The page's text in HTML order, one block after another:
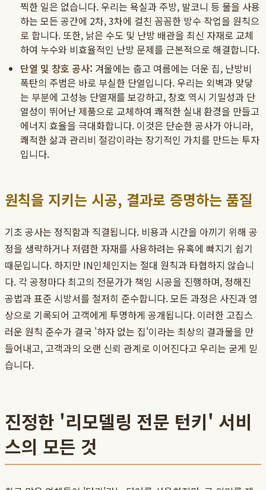
찍한 일은 없습니다. 우리는 욕실과 주방, 발코니 등 물을 사용
하는 모든 공간에 2차, 3차에 걸친 꼼꼼한 방수 작업을 원칙으
로 합니다. 또한, 낡은 수도 및 난방 배관을 최신 자재로 교체
하여 누수와 비효율적인 난방 문제를 근본적으로 해결합니다.
단열 및 창호 공사: 겨울에는 춥고 여름에는 더운 집, 난방비
폭탄의 주범은 바로 부실한 단열입니다. 우리는 외벽과 맞닿
는 부분에 고성능 단열재를 보강하고, 창호 역시 기밀성과 단
열성이 뛰어난 제품으로 교체하여 쾌적한 실내 환경을 만들고
에너지 효율을 극대화합니다. 이것은 단순한 공사가 아니라,
쾌적한 삶과 관리비 절감이라는 장기적인 가치를 만드는 투자
입니다.
원칙을 지키는 시공, 결과로 증명하는 품질
기초 공사는 정직함과 직결됩니다. 비용과 시간을 아끼기 위해 공
정을 생략하거나 저렴한 자재를 사용하려는 유혹에 빠지기 쉽기
때문입니다. 하지만 IN인체인지는 절대 원칙과 타협하지 않습니
다. 각 공정마다 최고의 전문가가 책임 시공을 진행하며, 정해진
공법과 표준 시방서를 철저히 준수합니다. 모든 과정은 사진과 영
상으로 기록되어 고객에게 투명하게 공개됩니다. 이러한 고집스
러운 원칙 준수가 결국 '하자 없는 집'이라는 최상의 결과물을 만
들어내고, 고객과의 오랜 신뢰 관계로 이어진다고 우리는 굳게 믿
습니다.
진정한 '리모델링 전문 턴키' 서비
스의 모든 것